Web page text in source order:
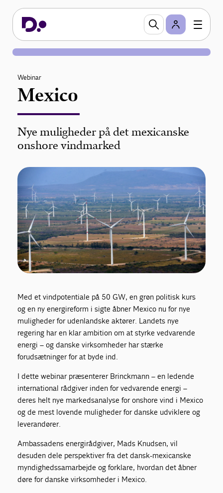
Webinar
Mexico
Nye muligheder på det mexicanske
onshore vindmarked
Med et vindpotentiale på 50 GW, en grøn politisk kurs
og en ny energireform i sigte åbner Mexico nu for nye
muligheder for udenlandske aktører. Landets nye
regering har en klar ambition om at styrke vedvarende
energi – og danske virksomheder har stærke
forudsætninger for at byde ind.
I dette webinar præsenterer Brinckmann – en ledende
international rådgiver inden for vedvarende energi –
deres helt nye markedsanalyse for onshore vind i Mexico
og de mest lovende muligheder for danske udviklere og
leverandører.
Ambassadens energirådgiver, Mads Knudsen, vil
desuden dele perspektiver fra det dansk-mexicanske
myndighedssamarbejde og forklare, hvordan det åbner
døre for danske virksomheder i Mexico.